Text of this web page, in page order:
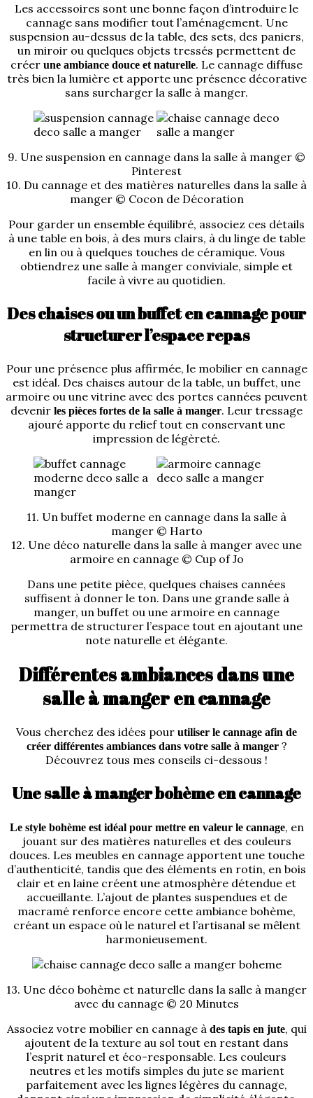
Les accessoires sont une bonne façon d’introduire le
cannage sans modifier tout l’aménagement. Une
suspension au-dessus de la table, des sets, des paniers,
un miroir ou quelques objets tressés permettent de
créer une ambiance douce et naturelle. Le cannage diffuse
très bien la lumière et apporte une présence décorative
sans surcharger la salle à manger.
9. Une suspension en cannage dans la salle à manger ©
Pinterest
10. Du cannage et des matières naturelles dans la salle à
manger © Cocon de Décoration
Pour garder un ensemble équilibré, associez ces détails
à une table en bois, à des murs clairs, à du linge de table
en lin ou à quelques touches de céramique. Vous
obtiendrez une salle à manger conviviale, simple et
facile à vivre au quotidien.
Des chaises ou un buffet en cannage pour
structurer l’espace repas
Pour une présence plus affirmée, le mobilier en cannage
est idéal. Des chaises autour de la table, un buffet, une
armoire ou une vitrine avec des portes cannées peuvent
devenir les pièces fortes de la salle à manger. Leur tressage
ajouré apporte du relief tout en conservant une
impression de légèreté.
11. Un buffet moderne en cannage dans la salle à
manger © Harto
12. Une déco naturelle dans la salle à manger avec une
armoire en cannage © Cup of Jo
Dans une petite pièce, quelques chaises cannées
suffisent à donner le ton. Dans une grande salle à
manger, un buffet ou une armoire en cannage
permettra de structurer l’espace tout en ajoutant une
note naturelle et élégante.
Différentes ambiances dans une
salle à manger en cannage
Vous cherchez des idées pour utiliser le cannage afin de
créer différentes ambiances dans votre salle à manger?
Découvrez tous mes conseils ci-dessous !
Une salle à manger bohème en cannage
Le style bohème est idéal pour mettre en valeur le cannage, en
jouant sur des matières naturelles et des couleurs
douces. Les meubles en cannage apportent une touche
d’authenticité, tandis que des éléments en rotin, en bois
clair et en laine créent une atmosphère détendue et
accueillante. L’ajout de plantes suspendues et de
macramé renforce encore cette ambiance bohème,
créant un espace où le naturel et l’artisanal se mêlent
harmonieusement.
13. Une déco bohème et naturelle dans la salle à manger
avec du cannage © 20 Minutes
Associez votre mobilier en cannage à des tapis en jute, qui
ajoutent de la texture au sol tout en restant dans
l’esprit naturel et éco-responsable. Les couleurs
neutres et les motifs simples du jute se marient
parfaitement avec les lignes légères du cannage,